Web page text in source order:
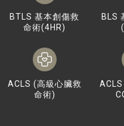
BTLS 基本創傷救
命術(4HR)
BLS
ACLS (高級心臟救
命術)
ACLS